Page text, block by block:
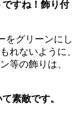
すね！飾り付
をグリーンにし
れないように、
等の飾りは、
素敵です。